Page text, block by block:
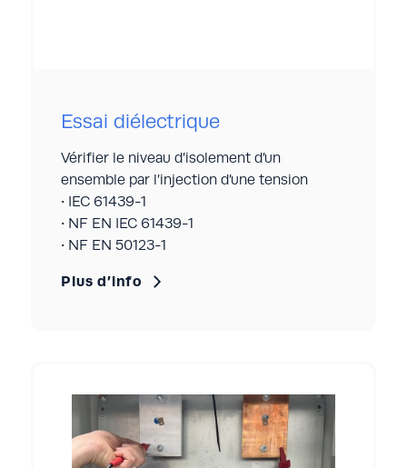
tension (TBT)
(TBT)
Points de mesure : jusqu’à 140
Fréquence : 50 Hz
T° ambiante : de 20 à 35°C
Résolution : 0,01°C
Essai diélectrique
Vérifier le niveau d’isolement d’un
ensemble par l’injection d’une tension
• IEC 61439-1
• NF EN IEC 61439-1
• NF EN 50123-1
Plus d’info
L’essai diélectrique permet de vérifier le
niveau d’isolement (règles de construction
relatives aux lignes de fuite et aux